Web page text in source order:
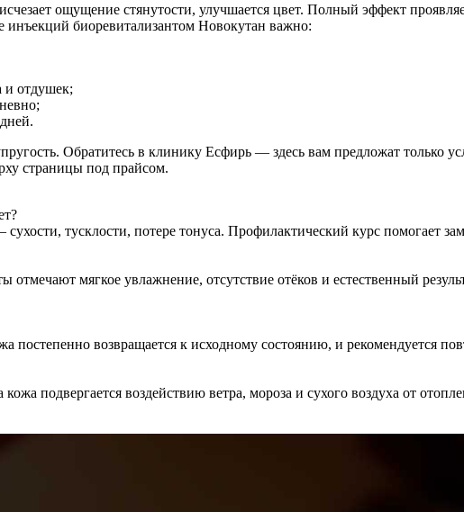
ощущение стянутости, улучшается цвет. Полный эффект
биоревитализантом Новокутан важно:
и отдушек;
Обратитесь в клинику Есфирь — здесь вам предложат только
страницы под прайсом.
тусклости, потере тонуса. Профилактический курс помогает
мягкое увлажнение, отсутствие отёков и естественный
постепенно возвращается к исходному состоянию, и рекомендуется
кожа подвергается воздействию ветра, мороза и сухого воздуха от